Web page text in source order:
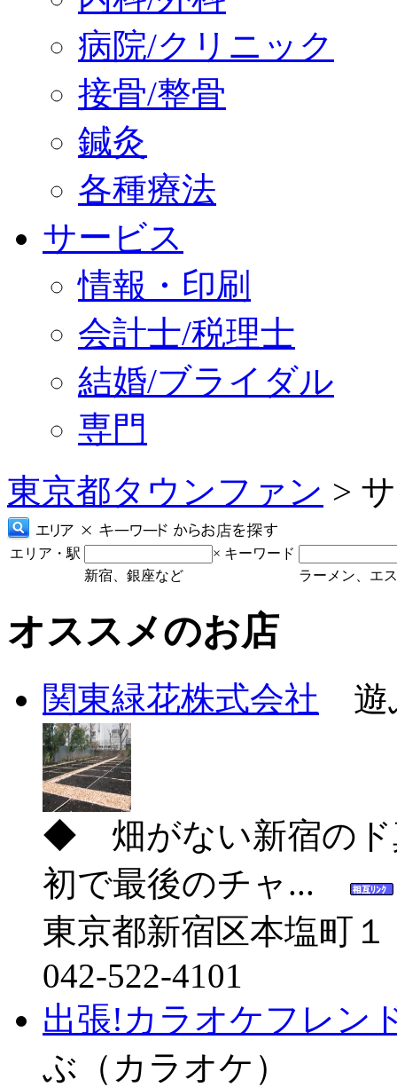
病院/クリニック
接骨/整骨
鍼灸
各種療法
サービス
情報・印刷
会計士/税理士
結婚/ブライダル
専門
東京都タウンファン >
エリア・駅 × キーワード
新宿、銀座など
ラーメン、エ
オススメのお店
関東緑花株式会社 遊
◆ 畑がない新宿のド
初で最後のチャ...
東京都新宿区本塩町１
042-522-4101
出張!カラオケフレン
ぶ（カラオケ）